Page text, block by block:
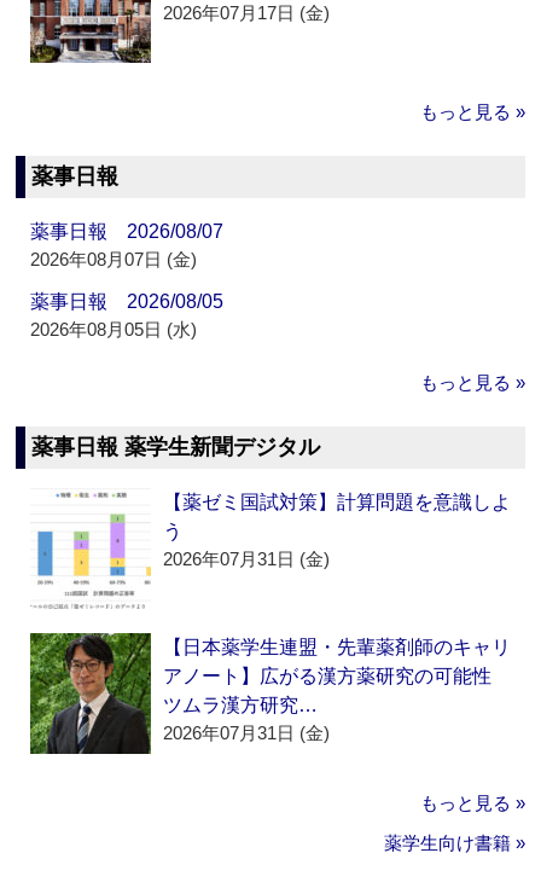
2026年07月17日 (金)
もっと見る »
薬事日報
薬事日報 2026/08/07
2026年08月07日 (金)
薬事日報 2026/08/05
2026年08月05日 (水)
もっと見る »
薬事日報 薬学生新聞デジタル
【薬ゼミ国試対策】計算問題を意識しよ
う
2026年07月31日 (金)
【日本薬学生連盟・先輩薬剤師のキャリ
アノート】広がる漢方薬研究の可能性
ツムラ漢方研究…
2026年07月31日 (金)
もっと見る »
薬学生向け書籍 »